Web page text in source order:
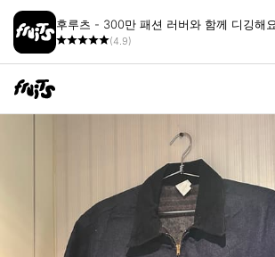
후루츠 - 300만 패션 러버와 함께 디깅해
(4.9)